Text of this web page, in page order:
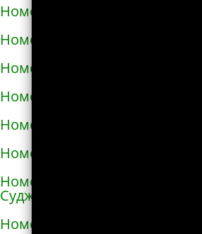
Номера телефонов такси в
Номера телефонов такси в
Номера телефонов такси в
Номера телефонов такси в
Номера телефонов такси в
Номера телефонов такси в
Номера телефонов такси в
Судженске
Номера телефонов такси в